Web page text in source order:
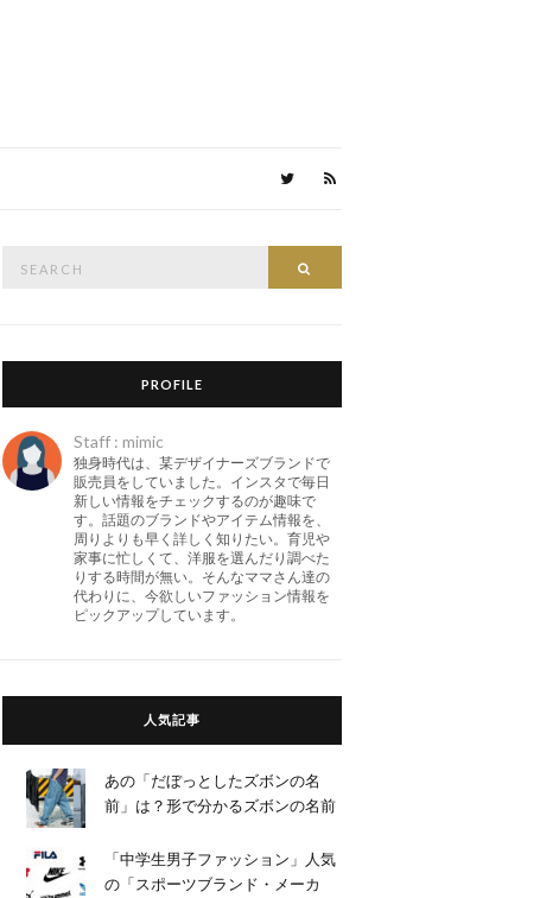
PROFILE
Staff : mimic
独身時代は、某デザイナーズブランドで
販売員をしていました。インスタで毎日
新しい情報をチェックするのが趣味で
す。話題のブランドやアイテム情報を、
周りよりも早く詳しく知りたい。育児や
家事に忙しくて、洋服を選んだり調べた
りする時間が無い。そんなママさん達の
代わりに、今欲しいファッション情報を
ピックアップしています。
人気記事
あの「だぼっとしたズボンの名
前」は？形で分かるズボンの名前
「中学生男子ファッション」人気
の「スポーツブランド・メーカ